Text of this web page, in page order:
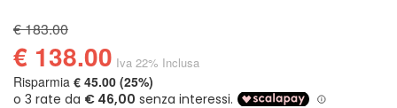
€ 183.00
€ 138.00 Iva 22% Inclusa
Risparmia € 45.00 (25%)